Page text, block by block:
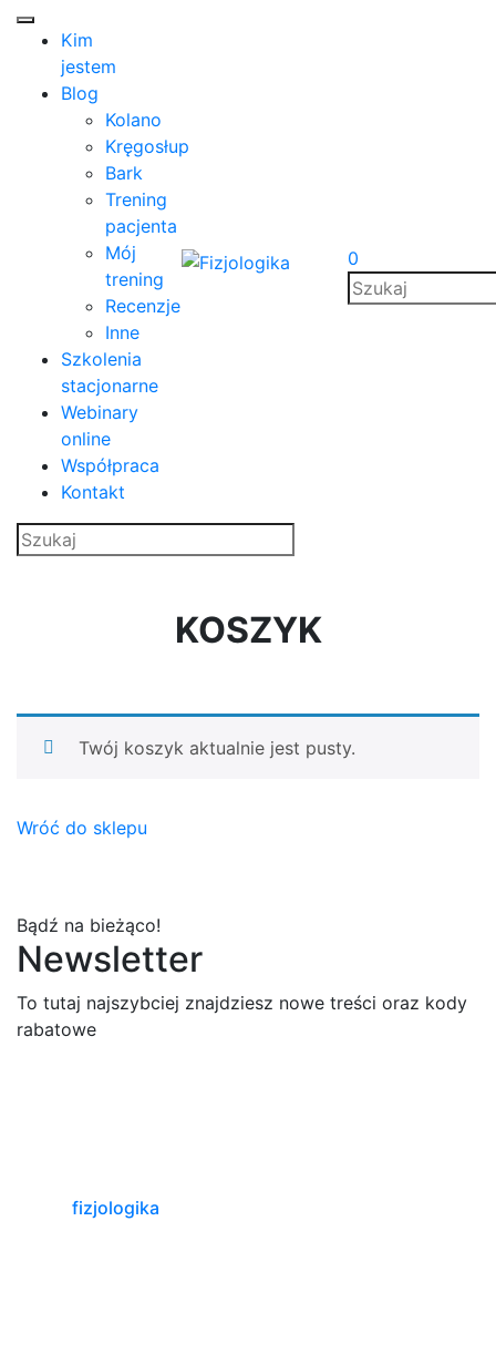
Kim
jestem
Blog
Kolano
Kręgosłup
Bark
Trening
pacjenta
Mój
trening
Recenzje
Inne
Szkolenia
stacjonarne
Webinary
online
Współpraca
Kontakt
0
KOSZYK
Twój koszyk aktualnie jest pusty.
Wróć do sklepu
Bądź na bieżąco!
Newsletter
To tutaj najszybciej znajdziesz nowe treści oraz kody
rabatowe
fizjologika